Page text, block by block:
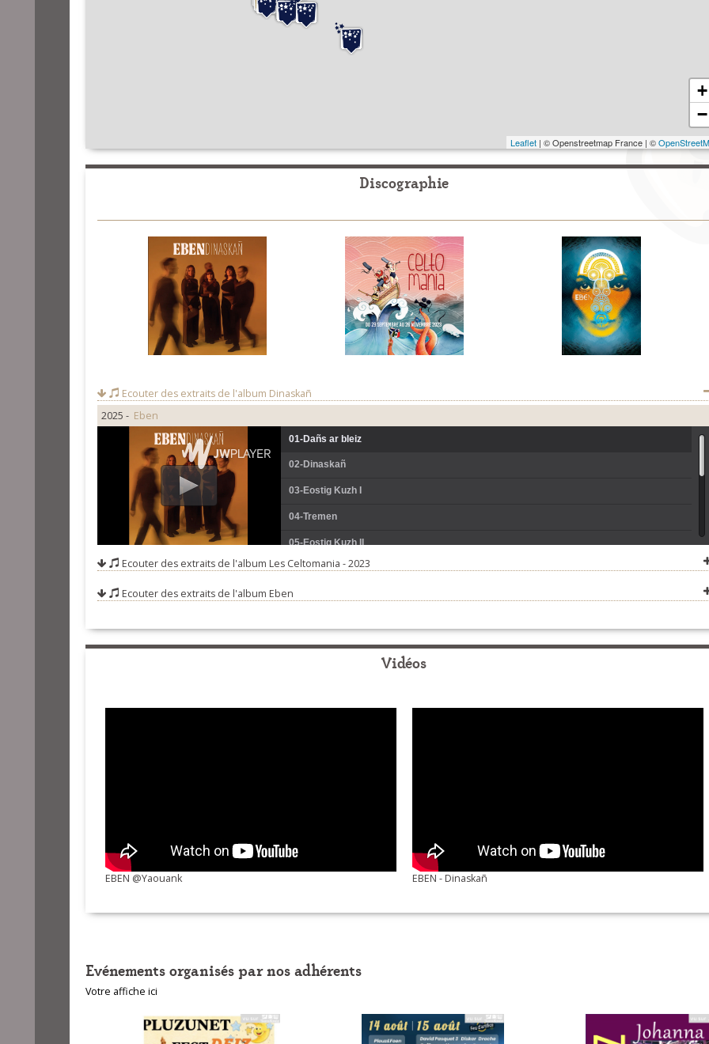
+
−
Leaflet| © Openstreetmap France | ©
Discographie
Ecouter des extraits de l'album Dinaskañ
2025 - Eben
01-Dañs ar bleiz
02-Dinaskañ
03-Eostig Kuzh I
04-Tremen
05-Eostig Kuzh II
06-Fulennig
07-Sorserez an neved
09-Douar nevez
Ecouter des extraits de l'album Les Celtomania - 2023
Ecouter des extraits de l'album Eben
Vidéos
EBEN @Yaouank EBEN - Dinaskañ
Evénements organisés par nos adhérents
Votre affiche ici